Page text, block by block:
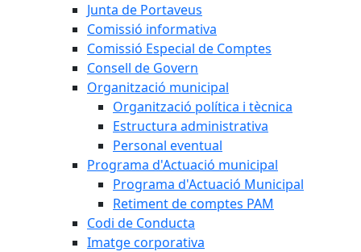
Junta de Portaveus
Comissió informativa
Comissió Especial de Comptes
Consell de Govern
Organització municipal
Organització política i tècnica
Estructura administrativa
Personal eventual
Programa d'Actuació municipal
Programa d'Actuació Municipal
Retiment de comptes PAM
Codi de Conducta
Imatge corporativa